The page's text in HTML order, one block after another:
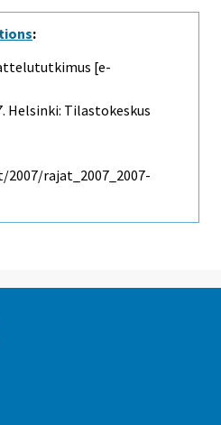
:
[e-
Helsinki: Tilastokeskus
rajat_2007_2007-